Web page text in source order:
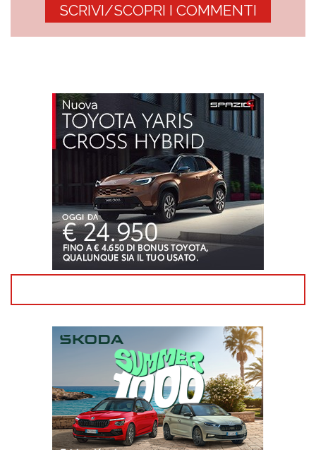
SCRIVI/SCOPRI I COMMENTI